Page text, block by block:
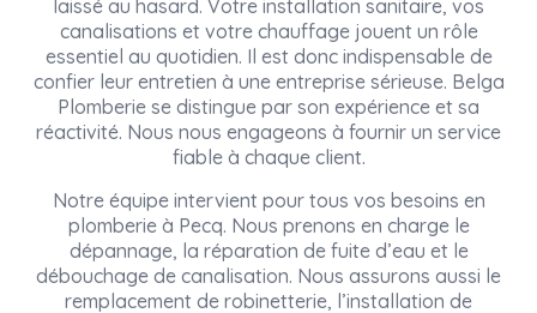
laissé au hasard. Votre installation sanitaire, vos
canalisations et votre chauffage jouent un rôle
essentiel au quotidien. Il est donc indispensable de
confier leur entretien à une entreprise sérieuse. Belga
Plomberie se distingue par son expérience et sa
réactivité. Nous nous engageons à fournir un service
fiable à chaque client.
Notre équipe intervient pour tous vos besoins en
plomberie à Pecq. Nous prenons en charge le
dépannage, la réparation de fuite d’eau et le
débouchage de canalisation. Nous assurons aussi le
remplacement de robinetterie, l’installation de